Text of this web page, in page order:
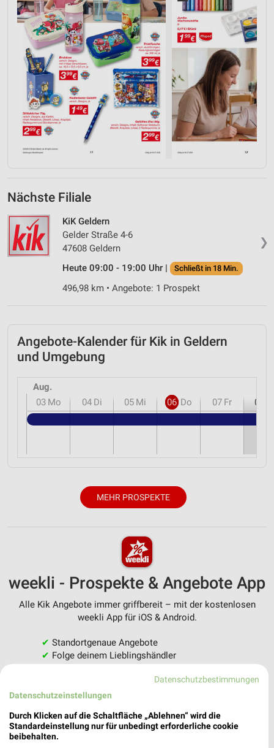
Nächste Filiale
❯
KiK Geldern
Gelder Straße 4-6
47608 Geldern
Heute 09:00 - 19:00 Uhr |
Schließt in 18 Min.
496,98 km • Angebote: 1 Prospekt
Angebote-Kalender für Kik in Geldern
und Umgebung
Aug.
03 Mo 04 Di 05 Mi 06 Do 07 Fr 08
MEHR PROSPEKTE
weekli - Prospekte & Angebote App
Alle Kik Angebote immer griffbereit – mit der kostenlosen
weekli App für iOS & Android.
✔ Standortgenaue Angebote
✔ Folge deinem Lieblingshändler
Einkaufsliste - Einkauf stressfrei planen
JETZT LADEN UND SPAREN!
Datenschutzbestimmungen
Datenschutzeinstellungen
Durch Klicken auf die Schaltfläche „Ablehnen“ wird die
Standardeinstellung nur für unbedingt erforderliche cookie
beibehalten.